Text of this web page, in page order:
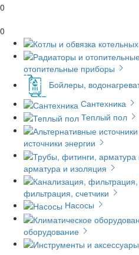
0
0
отопительные приборы
Бойлеры,
Сантехника
Теплый пол
источники энергии
арматура и изоляция
фильтрация, счетчики
Насосы
оборудование